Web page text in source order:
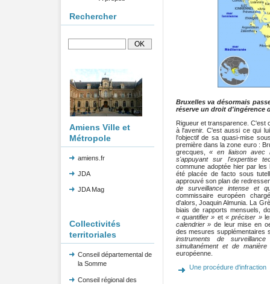
Rechercher
Amiens Ville et
Métropole
amiens.fr
JDA
JDA Mag
Collectivités
territoriales
Conseil départemental de
la Somme
Conseil régional des
Bruxelles va désormais
réserve un droit d'ingérence
Rigueur et transparence. C'est
à l'avenir. C'est aussi ce qui
l'objectif de sa quasi-mise
première dans la zone euro :
grecques,« en liaison avec
s'appuyant sur l'expertise
commune adoptée hier par
été placée de facto sous
approuvé son plan de
de surveillance intense et
commissaire européen
d'alors, Joaquin Almunia. La
biais de rapports mensuels,
« quantifier » et « préciser »
calendrier » de leur mise en
des mesures supplémentaires
instruments de
simultanément et de
européenne.
Une procédure d'infraction